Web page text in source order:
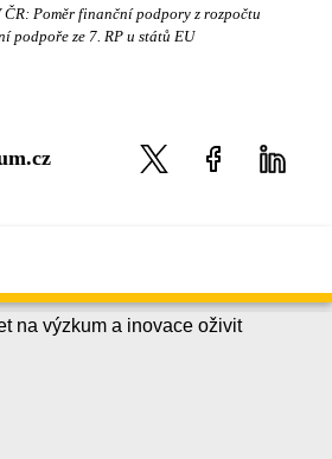
ČR: Poměr finanční podpory z rozpočtu
podpoře ze 7. RP u států EU